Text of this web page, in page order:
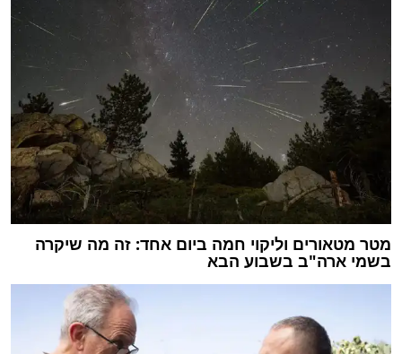
מטר מטאורים וליקוי חמה ביום אחד: זה מה שיקרה
בשמי ארה"ב בשבוע הבא